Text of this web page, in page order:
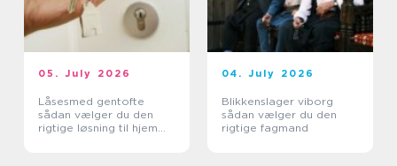
05. July 2026
Låsesmed gentofte
sådan vælger du den
rigtige løsning til hjem
04. July 2026
Blikkenslager viborg
sådan vælger du den
rigtige fagmand